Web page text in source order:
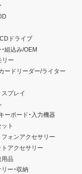
ドライブ
組込み/OEM
ー
ードリーダー/ライター
プレイ
ーボード・入力機器
ト
ォンアクセサリー
アクセサリー
品
ー・収納